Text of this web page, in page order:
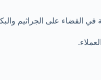
القضاء على الجراثيم